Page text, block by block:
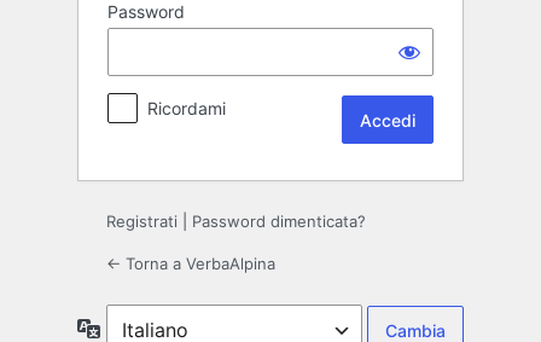
Password
Ricordami
Registrati Password dimenticata?
← Torna a VerbaAlpina
Lingua